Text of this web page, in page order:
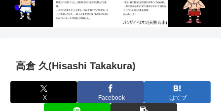
高倉 久(Hisashi Takakura)
X Facebook はてブ